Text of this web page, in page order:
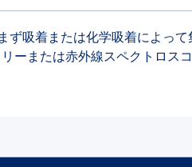
吸着または化学吸着によっ
ーまたは赤外線スペクトロス